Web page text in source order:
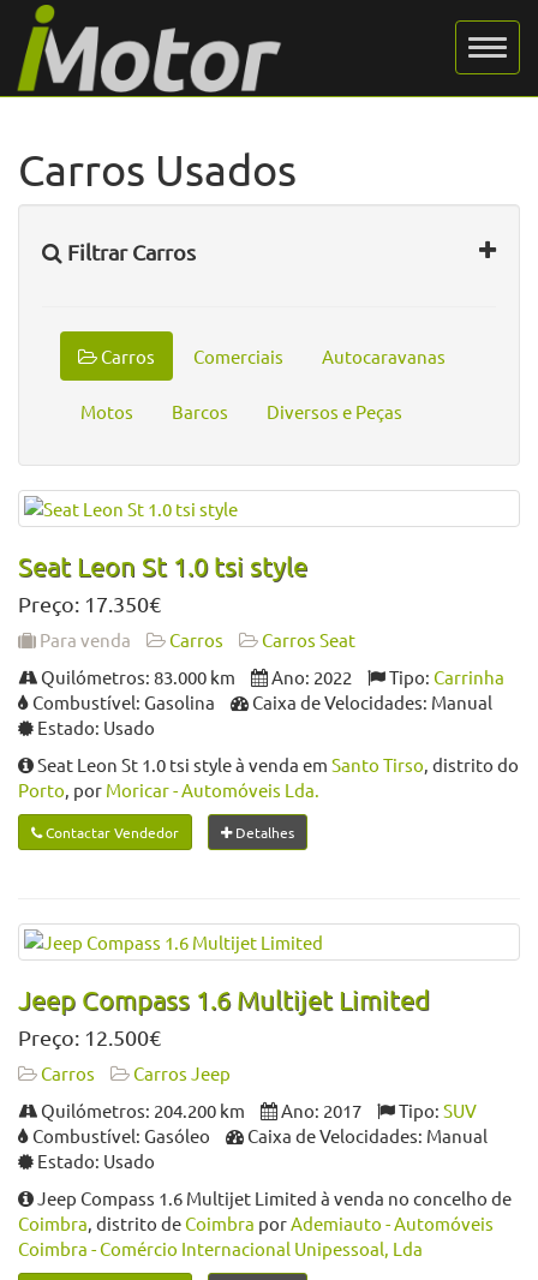
Carros Usados
Filtrar Carros
Carros Comerciais Autocaravanas
Motos Barcos Diversos e Peças
Seat Leon St 1.0 tsi style
Preço: 17.350€
Para venda Carros
Carros Seat
Quilómetros: 83.000 km
Ano: 2022 Tipo: Carrinha
Combustível: Gasolina
Caixa de Velocidades: Manual
Estado: Usado
Seat Leon St 1.0 tsi style à venda em Santo Tirso, distrito do
Porto, por Moricar - Automóveis Lda.
Contactar Vendedor Detalhes
Jeep Compass 1.6 Multijet Limited
Preço: 12.500€
Carros
Carros Jeep
Quilómetros: 204.200 km
Ano: 2017 Tipo: SUV
Combustível: Gasóleo
Caixa de Velocidades: Manual
Estado: Usado
Jeep Compass 1.6 Multijet Limited à venda no concelho de
Coimbra, distrito deCoimbra porAdemiauto - Automóveis
Coimbra - Comércio Internacional Unipessoal, Lda